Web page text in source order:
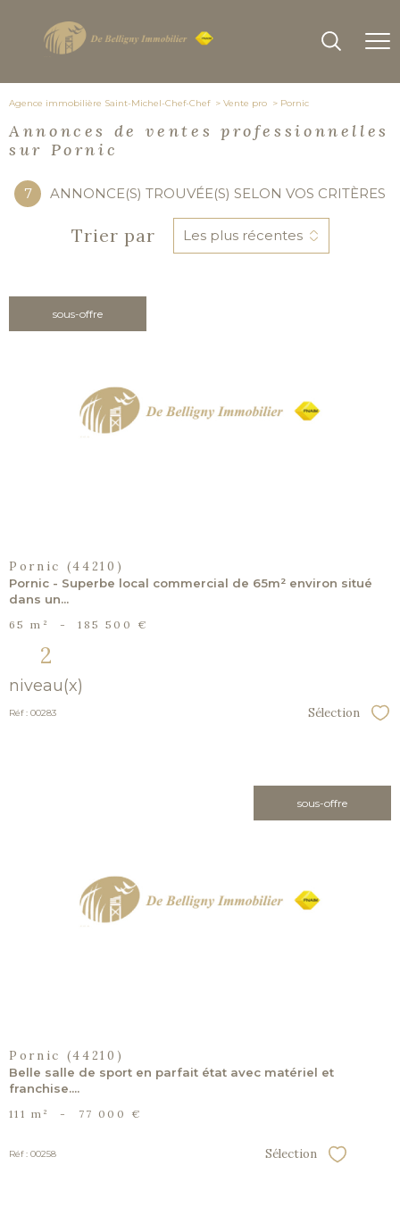
Agence immobilière Saint-Michel-Chef-Chef Vente pro Pornic
Annonces de ventes professionnelles
sur Pornic
7 ANNONCE(S) TROUVÉE(S) SELON VOS CRITÈRES
Trier par Les plus récentes
sous-offre
bien
Pornic (44210)
Pornic - Superbe local commercial de 65m² environ situé
dans un...
65 m² - 185 500 €
2
niveau(x)
Réf : 00283 Sélection
sous-offre
bien
Pornic (44210)
Belle salle de sport en parfait état avec matériel et
franchise....
111 m² - 77 000 €
Réf : 00258 Sélection Sélectionner